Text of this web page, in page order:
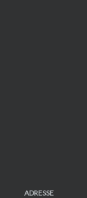
ADRESSE